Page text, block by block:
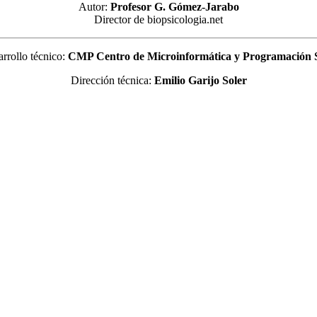
Autor: Profesor G. Gómez-Jarabo
Director de biopsicologia.net
técnico: CMP Centro de Microinformática y Programación
Dirección técnica: Emilio Garijo Soler